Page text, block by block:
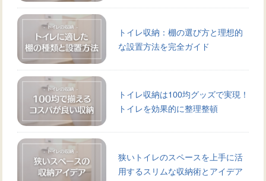
トイレ収納：棚の選び方と理想的
な設置方法を完全ガイド
トイレ収納は100均グッズで実現！
トイレを効果的に整理整頓
狭いトイレのスペースを上手に活
用するスリムな収納術とアイデア